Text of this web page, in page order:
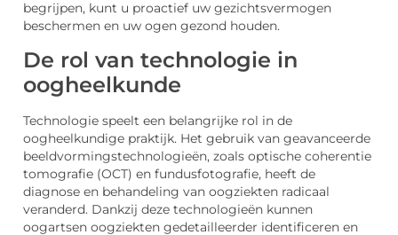
begrijpen, kunt u proactief uw gezichtsvermogen
beschermen en uw ogen gezond houden.
De rol van technologie in
oogheelkunde
Technologie speelt een belangrijke rol in de
oogheelkundige praktijk. Het gebruik van geavanceerde
beeldvormingstechnologieën, zoals optische coherentie
tomografie (OCT) en fundusfotografie, heeft de
diagnose en behandeling van oogziekten radicaal
veranderd. Dankzij deze technologieën kunnen
oogartsen oogziekten gedetailleerder identificeren en